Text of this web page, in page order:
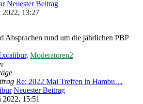
Neuester Beitrag
13:27
Absprachen rund um die jährlichen PBP
, Moderatoren2
Re: 2022 Mai Treffen in Hambu…
Neuester Beitrag
15:51